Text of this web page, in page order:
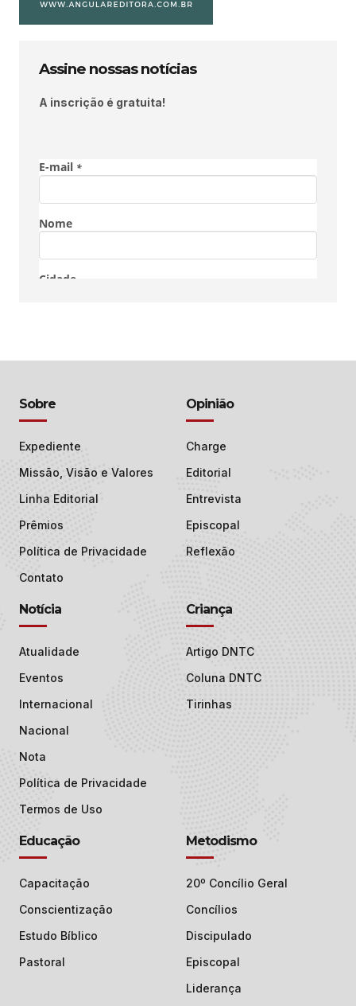
Assine nossas notícias
A inscrição é gratuita!
Sobre
Expediente
Missão, Visão e Valores
Linha Editorial
Prêmios
Política de Privacidade
Contato
Opinião
Charge
Editorial
Entrevista
Episcopal
Reflexão
Notícia
Atualidade
Eventos
Internacional
Nacional
Nota
Política de Privacidade
Termos de Uso
Criança
Artigo DNTC
Coluna DNTC
Tirinhas
Educação
Capacitação
Conscientização
Estudo Bíblico
Pastoral
Metodismo
20º Concílio Geral
Concílios
Discipulado
Episcopal
Liderança